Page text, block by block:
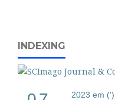
INDEXING
2023 em (')